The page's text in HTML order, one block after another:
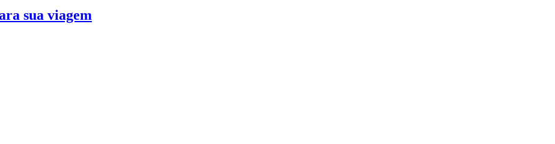
sua viagem